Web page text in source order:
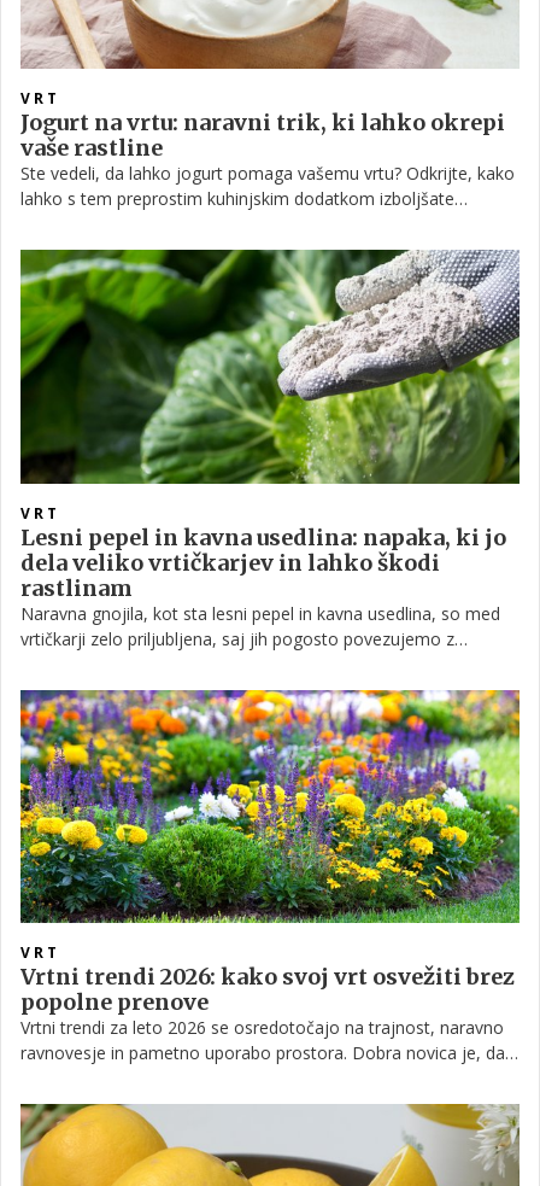
VRT
Jogurt na vrtu: naravni trik, ki lahko okrepi
vaše rastline
Ste vedeli, da lahko jogurt pomaga vašemu vrtu? Odkrijte, kako
lahko s tem preprostim kuhinjskim dodatkom izboljšate
rastlinam boljše naravno okolje za rast.
VRT
Lesni pepel in kavna usedlina: napaka, ki jo
dela veliko vrtičkarjev in lahko škodi
rastlinam
Naravna gnojila, kot sta lesni pepel in kavna usedlina, so med
vrtičkarji zelo priljubljena, saj jih pogosto povezujemo z
njihova uporaba ni vedno varna ali koristna za vse rastline, saj
lahko spremeni sestavo tal in vpliva na rast.
VRT
Vrtni trendi 2026: kako svoj vrt osvežiti brez
popolne prenove
Vrtni trendi za leto 2026 se osredotočajo na trajnost, naravno
ravnovesje in pametno uporabo prostora. Dobra novica je, da
premišljene in postopne spremembe, ki jih lahko uvede vsak
lastnik vrta.